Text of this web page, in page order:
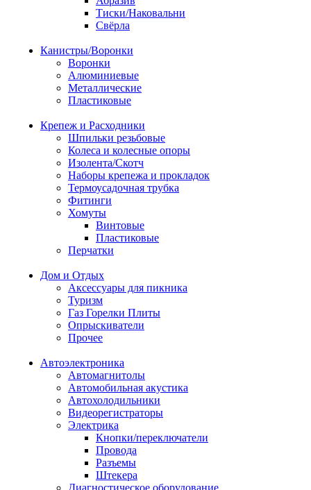
Тиски/Наковальни
Свёрла
Канистры/Воронки
Воронки
Алюминиевые
Металлические
Пластиковые
Крепеж и Расходники
Шпильки резьбовые
Колеса и колесные опоры
Изолента/Скотч
Наборы крепежа и прокладок
Термоусадочная трубка
Фитинги
Хомуты
Винтовые
Пластиковые
Перчатки
Дом и Отдых
Аксессуары для пикника
Туризм
Газ Горелки Плиты
Опрыскиватели
Прочее
Автоэлектроника
Автомагнитолы
Автомобильная акустика
Автохолодильники
Видеорегистраторы
Электрика
Кнопки/переключатели
Провода
Разъемы
Штекера
Диагностическое оборудование